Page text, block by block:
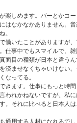
楽しめます。バーとかコ
はなかなかありません。
すね。
働いたことがありますが
仕事中でもスマイルで、
面目の種類が日本と違う
済ませなくちゃいけない
なってる。
きます。仕事にもっと時
われかねないですが、私
。それに比べると日本人
通用する人材になれるで